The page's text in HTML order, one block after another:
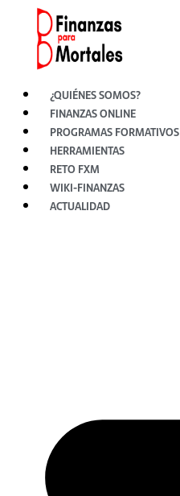
contenido
¿QUIÉNES SOMOS?
FINANZAS ONLINE
PROGRAMAS FORMATIVOS
HERRAMIENTAS
RETO FXM
WIKI-FINANZAS
ACTUALIDAD